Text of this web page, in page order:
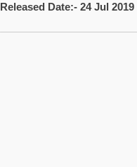
Released Date:- 24 Jul 2019